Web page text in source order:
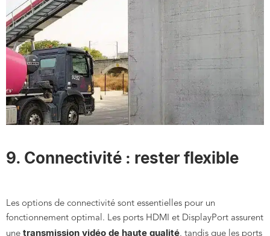
9. Connectivité : rester flexible
Les options de connectivité sont essentielles pour un
fonctionnement optimal. Les ports HDMI et DisplayPort assurent
une transmission vidéo de haute qualité, tandis que les ports